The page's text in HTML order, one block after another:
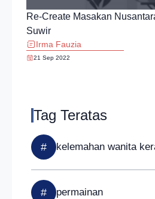
Re-Create Masakan
Suwir
Irma Fauzia
21 Sep 2022
Tag Teratas
# kelemahan wanita
# permainan